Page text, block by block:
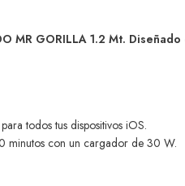
MR GORILLA 1.2 Mt.
todos tus dispositivos iOS.
minutos con un cargador de 30 W.